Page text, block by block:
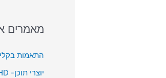
rמאמרים
התאמות
יוצרי תוכן- AuDHD (הפרעת קשב ואוטיזם יחד)